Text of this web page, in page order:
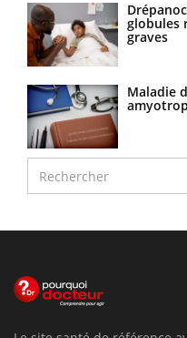
globules
graves
Maladie